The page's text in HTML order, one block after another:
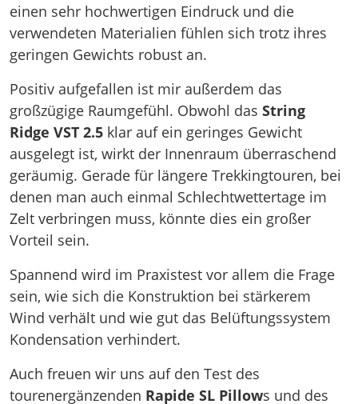
einen sehr hochwertigen Eindruck und die
verwendeten Materialien fühlen sich trotz ihres
geringen Gewichts robust an.
Positiv aufgefallen ist mir außerdem das
großzügige Raumgefühl. Obwohl das String
Ridge VST 2.5 klar auf ein geringes Gewicht
ausgelegt ist, wirkt der Innenraum überraschend
geräumig. Gerade für längere Trekkingtouren, bei
denen man auch einmal Schlechtwettertage im
Zelt verbringen muss, könnte dies ein großer
Vorteil sein.
Spannend wird im Praxistest vor allem die Frage
sein, wie sich die Konstruktion bei stärkerem
Wind verhält und wie gut das Belüftungssystem
Kondensation verhindert.
Auch freuen wir uns auf den Test des
tourenergänzenden Rapide SL Pillows und des